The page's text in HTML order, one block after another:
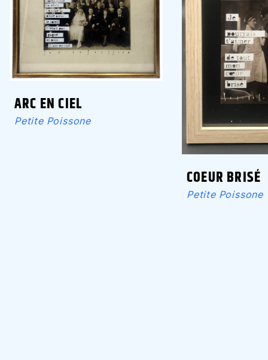
ARC EN CIEL
Petite Poissone
COEUR BRISÉ
Petite Poissone